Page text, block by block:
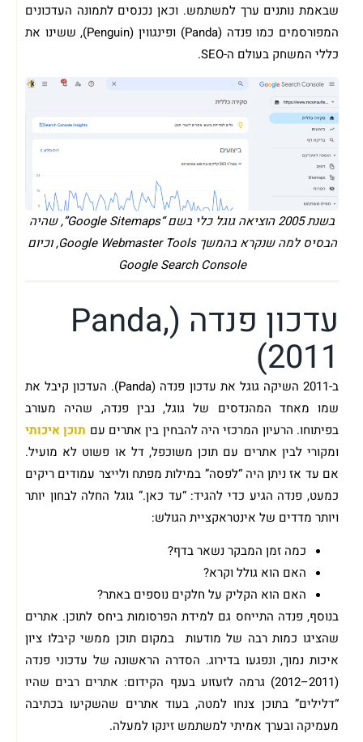
שבאמת נותנים ערך למשתמש. וכאן נכנסים לתמונה העדכונים
המפורסמים כמו פנדה (Panda) ופינגווין (Penguin), ששינו את
כללי המשחק בעולם ה-SEO.
בשנת 2005 הוציאה גוגל כלי בשם “Google Sitemaps”, שהיה
הבסיס למה שנקרא בהמשך Google Webmaster Tools, וכיום
Google Search Console
עדכון פנדה (Panda,
2011)
ב-2011 השיקה גוגל את עדכון פנדה (Panda). העדכון קיבל את
שמו מאחד המהנדסים של גוגל, נבין פנדה, שהיה מעורב
בפיתוחו. הרעיון המרכזי היה להבחין בין אתרים עם תוכן איכותי
ומקורי לבין אתרים עם תוכן משוכפל, דל או פשוט לא מועיל.
אם עד אז ניתן היה “לפסה” במילות מפתח ולייצר עמודים ריקים
כמעט, פנדה הגיע כדי להגיד: “עד כאן.” גוגל החלה לבחון יותר
ויותר מדדים של אינטראקציית הגולש:
כמה זמן המבקר נשאר בדף?
האם הוא גולל וקרא?
האם הוא הקליק על חלקים נוספים באתר?
בנוסף, פנדה התייחס גם למידת הפרסומות ביחס לתוכן. אתרים
שהציגו כמות רבה של מודעות במקום תוכן ממשי קיבלו ציון
איכות נמוך, ונפגעו בדירוג. הסדרה הראשונה של עדכוני פנדה
(2011–2012) גרמה לזעזוע בענף הקידום: אתרים רבים שהיו
“דלילים” בתוכן צנחו למטה, בעוד אתרים שהשקיעו בכתיבה
מעמיקה ובערך אמיתי למשתמש זינקו למעלה.